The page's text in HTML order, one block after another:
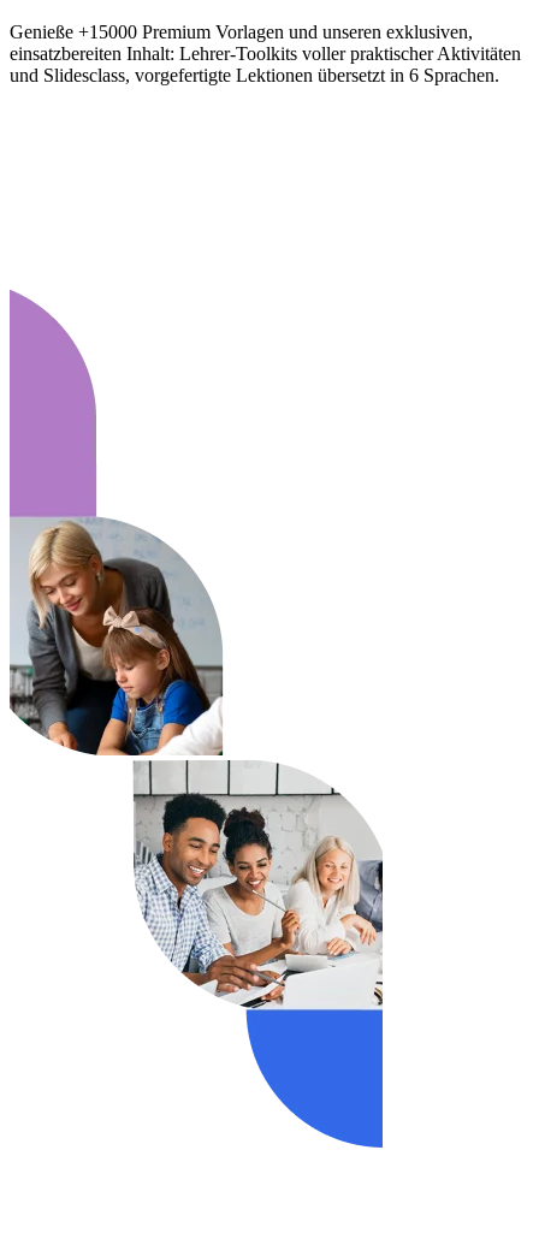
Genieße +15000 Premium Vorlagen und unseren exklusiven,
einsatzbereiten Inhalt: Lehrer-Toolkits voller praktischer Aktivitäten
und Slidesclass, vorgefertigte Lektionen übersetzt in 6 Sprachen.